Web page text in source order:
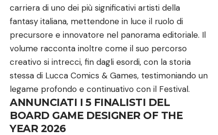
carriera di uno dei più significativi artisti della
fantasy italiana, mettendone in luce il ruolo di
precursore e innovatore nel panorama editoriale. Il
volume racconta inoltre come il suo percorso
creativo si intrecci, fin dagli esordi, con la storia
stessa di Lucca Comics & Games, testimoniando un
legame profondo e continuativo con il Festival.
ANNUNCIATI I 5 FINALISTI DEL
BOARD GAME DESIGNER OF THE
YEAR 2026